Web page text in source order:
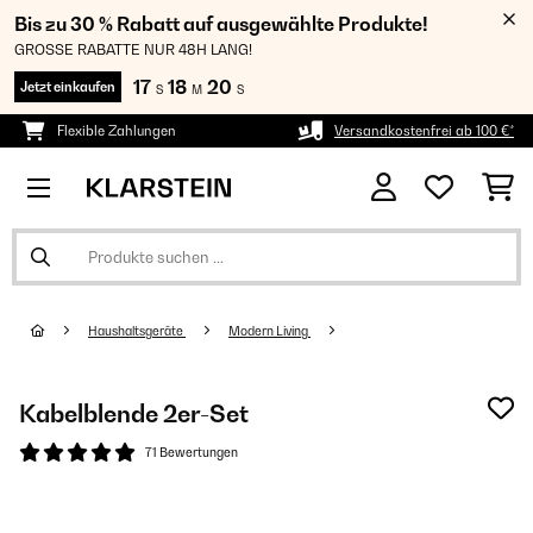
Bis zu 30 % Rabatt auf ausgewählte Produkte!
GROSSE RABATTE NUR 48H LANG!
Jetzt einkaufen 17 S 18 M 19 S
Flexible Zahlungen Versandkostenfrei ab 100 €*
Haushaltsgeräte Modern Living
Kabelblende 2er-Set
71 Bewertungen